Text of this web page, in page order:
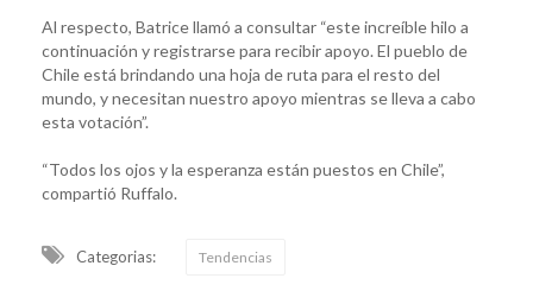
Al respecto, Batrice llamó a consultar “este increíble hilo a
continuación y registrarse para recibir apoyo. El pueblo de
Chile está brindando una hoja de ruta para el resto del
mundo, y necesitan nuestro apoyo mientras se lleva a cabo
esta votación”.
“Todos los ojos y la esperanza están puestos en Chile”,
compartió Ruffalo.
Categorias: Tendencias